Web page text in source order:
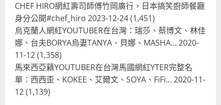
CHEF HIRO網紅壽司師傅竹岡廣行，日本搞笑廚師餐廳
身分公開#chef_hiro 2023-12-24(1,451)
烏克蘭人網紅YOUTUBER在台灣：瑞莎、蔡博文、林佳
娜、台夫BORYA烏妻TANYA、貝娜、MASHA…2020-
11-12(1,358)
馬來西亞籍YOUTUBER在台灣馬國網紅YTER完整名
單：西西歪、KOKEE、艾爾文、SOYA、FiFi…2020-11-
12(1,139)
4
受歡迎，波霸奶茶門市顧客大排長
龍，網紅宣傳華沙珍奶店人潮多
2023-07-15
台灣餐飲在全球
美國人愛鼎泰豐小籠包！美國人吃鼎
泰豐受歡迎台灣米其林餐廳！加州賭
城西雅圖分店排隊人潮影片盤點